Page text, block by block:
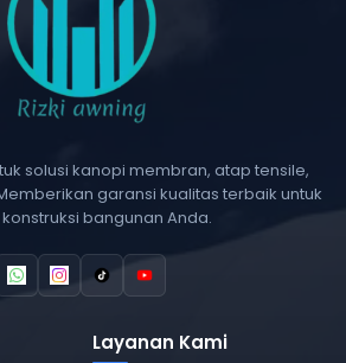
solusi kanopi membran, atap tensile,
garansi kualitas terbaik untuk
bangunan Anda.
Layanan Kami